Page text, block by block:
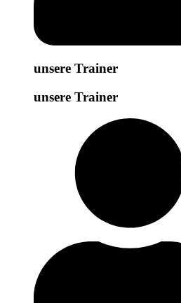
unsere Trainer
unsere Trainer